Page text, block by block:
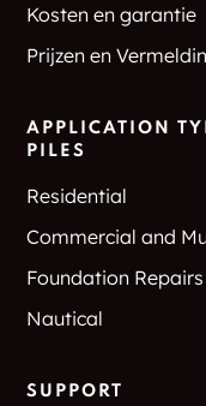
Kosten en garantie
Prijzen en
APPLICATION
PILES
Residential
Commercial and
Foundation Repairs
Nautical
SUPPORT